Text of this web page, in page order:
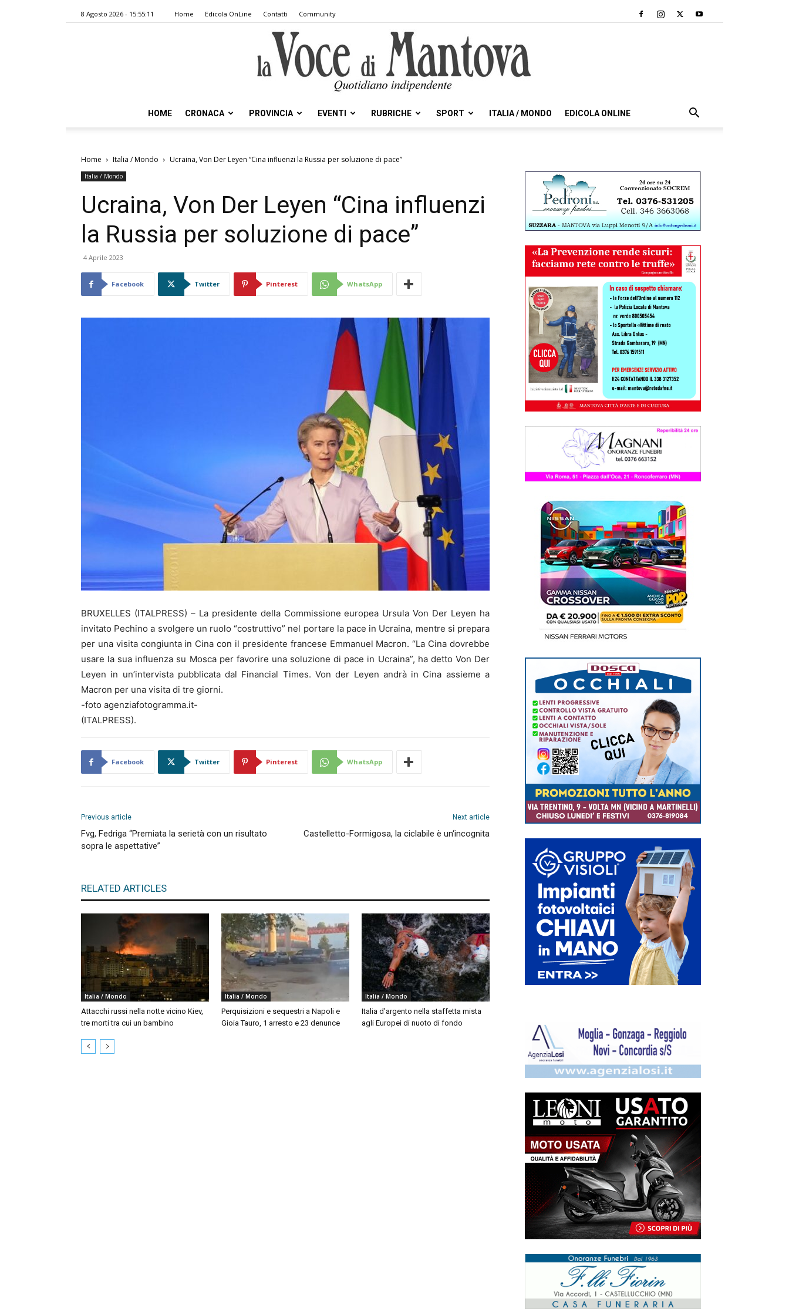
8 Agosto 2026 - 15:55:11 Home Edicola OnLine Contatti Community
Voce
Mantova
HOME CRONACA PROVINCIA EVENTI RUBRICHE SPORT ITALIA / MONDO EDICOLA ONLINE
Home Italia / Mondo Ucraina, Von Der Leyen “Cina influenzi la Russia per soluzione di pace”
Italia / Mondo
Ucraina, Von Der Leyen “Cina influenzi
la Russia per soluzione di pace”
4 Aprile 2023
Facebook Twitter Pinterest WhatsApp
BRUXELLES (ITALPRESS) – La presidente della Commissione europea Ursula Von Der Leyen ha
invitato Pechino a svolgere un ruolo “costruttivo” nel portare la pace in Ucraina, mentre si prepara
per una visita congiunta in Cina con il presidente francese Emmanuel Macron. “La Cina dovrebbe
usare la sua influenza su Mosca per favorire una soluzione di pace in Ucraina”, ha detto Von Der
Leyen in un’intervista pubblicata dal Financial Times. Von der Leyen andrà in Cina assieme a
Macron per una visita di tre giorni.
-foto agenziafotogramma.it-
(ITALPRESS).
Facebook Twitter Pinterest WhatsApp
Previous article
Fvg, Fedriga “Premiata la serietà con un risultato
sopra le aspettative”
Next article
Castelletto-Formigosa, la ciclabile è un‘incognita
RELATED ARTICLES
Italia / Mondo
Attacchi russi nella notte vicino Kiev,
tre morti tra cui un bambino
Italia / Mondo
Perquisizioni e sequestri a Napoli e
Gioia Tauro, 1 arresto e 23 denunce
Italia / Mondo
Italia d’argento nella staffetta mista
agli Europei di nuoto di fondo